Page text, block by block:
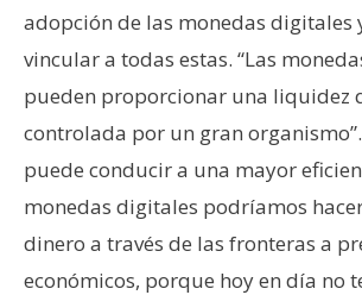
adopción de las monedas digitales
vincular a todas estas. “Las
pueden proporcionar una liquidez
controlada por un gran organismo”.
puede conducir a una mayor
monedas digitales podríamos
dinero a través de las fronteras a
económicos, porque hoy en día no